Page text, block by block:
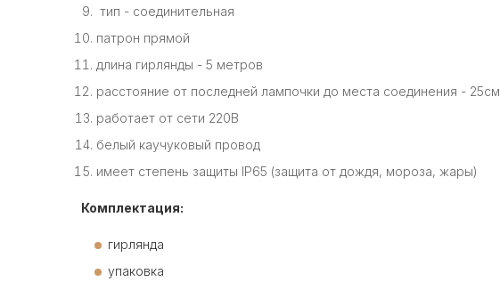
тип - соединительная
патрон прямой
длина гирлянды - 5 метров
расстояние от последней лампочки до места соединения - 25см
работает от сети 220В
белый каучуковый провод
имеет степень защиты IP65 (защита от дождя, мороза, жары)
Комплектация:
гирлянда
упаковка